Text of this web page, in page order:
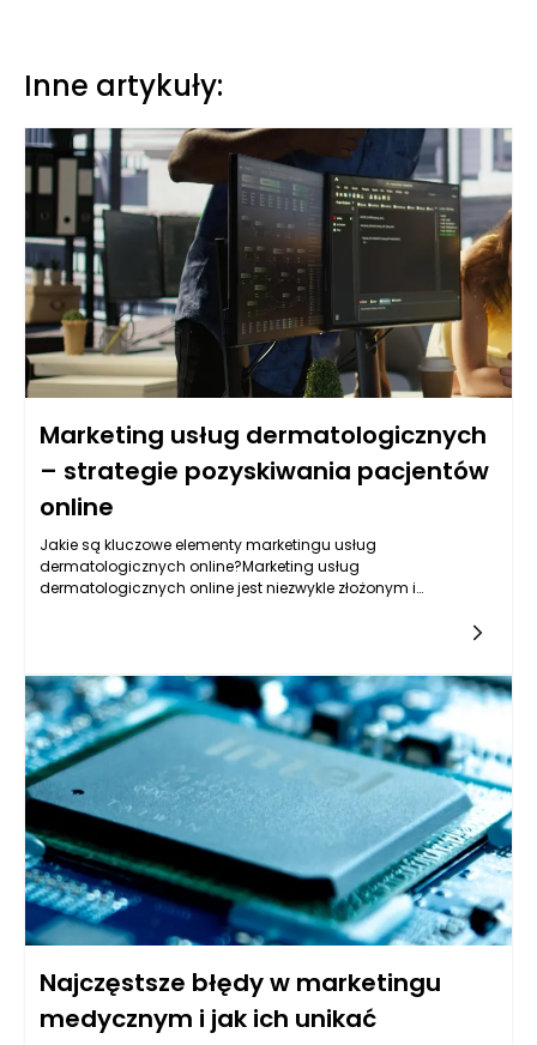
Inne artykuły:
Marketing usług dermatologicznych
– strategie pozyskiwania pacjentów
online
Jakie są kluczowe elementy marketingu usług
dermatologicznych online?Marketing usług
dermatologicznych online jest niezwykle złożonym i
Najczęstsze błędy w marketingu
medycznym i jak ich unikać